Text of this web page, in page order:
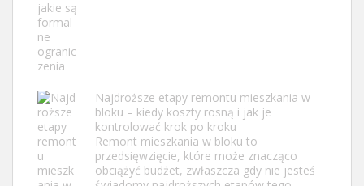
Najdroższe etapy remontu mieszkania w
bloku – kiedy koszty rosną i jak je
kontrolować krok po kroku
Remont mieszkania w bloku to
przedsięwzięcie, które może znacząco
obciążyć budżet, zwłaszcza gdy nie jesteś